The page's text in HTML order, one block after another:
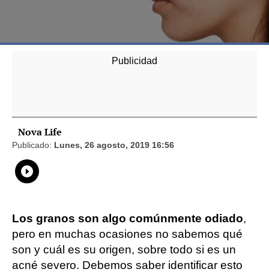
Nova Life
Publicado: Lunes, 26 agosto, 2019 16:56
Whatsapp
Compartir
Los granos son algo comúnmente odiado,
pero en muchas ocasiones no sabemos qué
son y cuál es su origen, sobre todo si es un
acné severo. Debemos saber identificar esto